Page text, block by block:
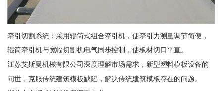
牵引切割系统：采用辊筒式组合牵引机，使牵引力测量调节简便，
辊筒牵引机与宽幅切割机电气同步控制，使板材切口平直。
江苏艾斯曼机械有限公司深度理解市场需求，新型塑料模板设备的
问世，克服传统建筑模板缺陷，解决传统建筑模板存在的问题。